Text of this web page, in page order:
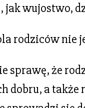
jak wujostwo,
rodziców nie
sprawę, że
dobru, a